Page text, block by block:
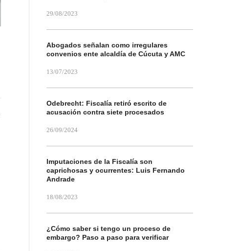
29/08/2023
Abogados señalan como irregulares
convenios ente alcaldía de Cúcuta y AMC
13/07/2023
Odebrecht: Fiscalía retiró escrito de
acusación contra siete procesados
26/09/2024
Imputaciones de la Fiscalía son
caprichosas y ocurrentes: Luis Fernando
Andrade
18/08/2023
¿Cómo saber si tengo un proceso de
embargo? Paso a paso para verificar